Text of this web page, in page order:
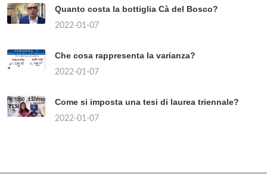
Quanto costa la bottiglia Cà del Bosco?
2022-01-07
Che cosa rappresenta la varianza?
2022-01-07
Come si imposta una tesi di laurea triennale?
2022-01-07